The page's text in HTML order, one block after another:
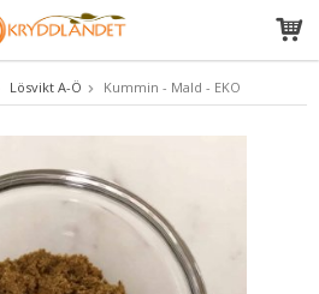
blivit tillagd i varukorgen
Lösvikt A-Ö Kummin - Mald - EKO